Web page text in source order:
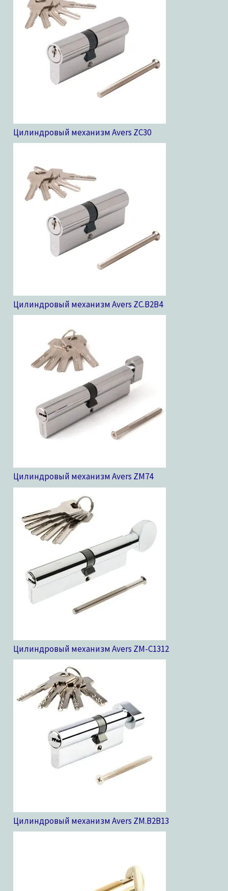
Цилиндровый механизм Avers ZC30
Цилиндровый механизм Avers ZC.B2B4
Цилиндровый механизм Avers ZM74
Цилиндровый механизм Avers ZM-C1312
Цилиндровый механизм Avers ZM.B2B13